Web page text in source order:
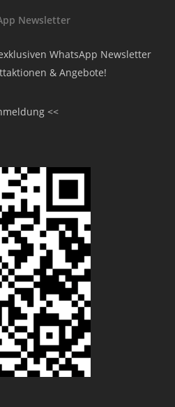
Newsletter
WhatsApp Newsletter
& Angebote!
<<